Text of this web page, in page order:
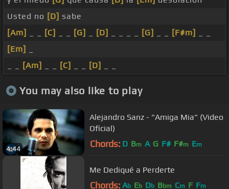
Usted no [D] sabe
[Am]
[C] [G] [D] [G] [F#m]
[Em]
[Am] [C] [D]
You may also like to play
4:44
Alejandro Sanz - "Amiga Mia" (Video
Oficial)
Chords: D Bm A G F# F#m Em
Me Dediqué a Perderte
Chords: Ab Eb Db Bbm Cm F Fm